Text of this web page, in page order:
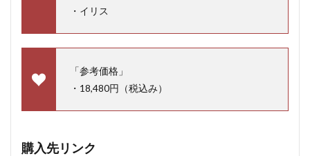
・イリス
「参考価格」
・18,480円（税込み）
購入先リンク